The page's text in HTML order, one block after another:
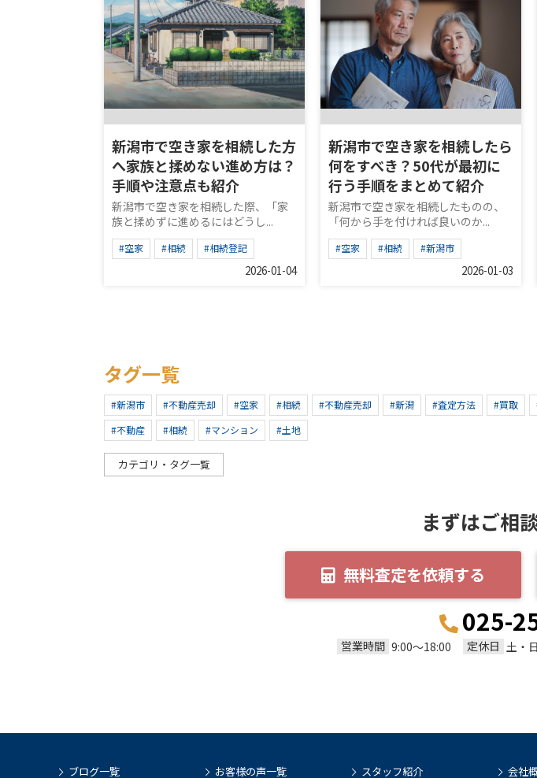
新潟市で空き家を相続した方
へ家族と揉めない進め方は？
手順や注意点も紹介
新潟市で空き家を相続した際、「家
族と揉めずに進めるにはどうし...
#空家 #相続 #相続登記
2026-01-04
新潟市で空き家を相続したら
何をすべき？50代が最初に
行う手順をまとめて紹介
新潟市で空き家を相続したものの、
「何から手を付ければ良いのか...
#空家 #相続 #新潟市
2026-01-03
タグ一覧
#新潟市 #不動産売却 #空家 #相続 #不動産売却 #新潟 #査定方法 #買取
#不動産
#相続 #マンション #土地
カテゴリ・タグ一覧
まずはご相
無料査定を依頼する
025-
営業時間 9:00～18:00 定休日 土・
ブログ一覧 お客様の声一覧 スタッフ紹介 会社